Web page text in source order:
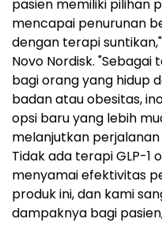
pasien memiliki pilihan
mencapai penurunan
dengan terapi
Novo Nordisk.
bagi orang yang hidup
badan atau obesitas,
opsi baru yang lebih
melanjutkan
Tidak ada terapi GLP-1
menyamai efektivitas
produk ini, dan kami
dampaknya bagi